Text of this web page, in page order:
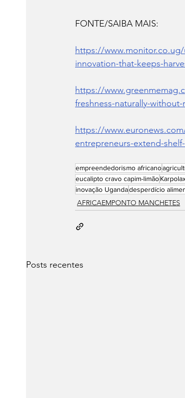
FONTE/SAIBA MAIS:
https://
innovation-that-keeps-
https://
freshness-naturally-
https://
entrepreneurs-extend-
empreendedorismo africano
eucalipto cravo capim-limão
inovação Ugandadesperdício
AFRICAEMPONTO MANCHETES
Posts recentes